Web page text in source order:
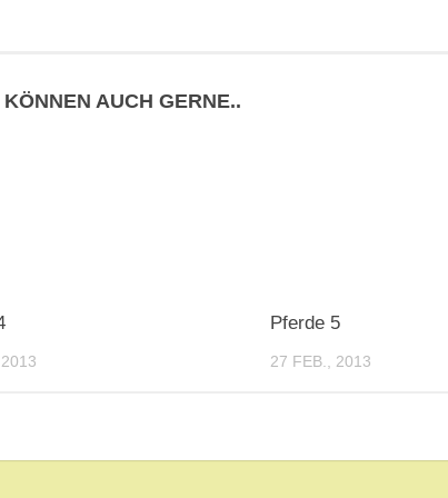
KÖNNEN AUCH GERNE..
Pferde 5
27 FEB., 2013